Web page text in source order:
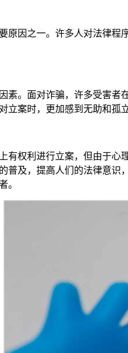
原因之一。许多人对法律
素。面对诈骗，许多受害
案时，更加感到无助和孤
有权利进行立案，但由于
普及，提高人们的法律意
。